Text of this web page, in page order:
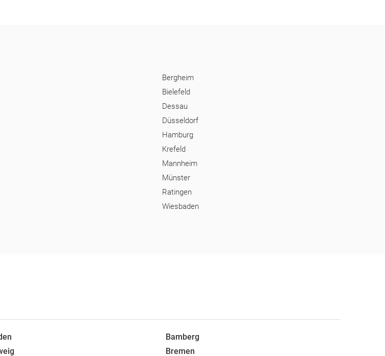
Bergheim
Bielefeld
Dessau
Düsseldorf
Hamburg
Krefeld
Mannheim
Münster
Ratingen
Wiesbaden
Bamberg
Bremen